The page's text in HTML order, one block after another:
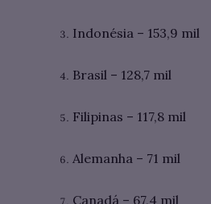
Indonésia – 153,9 mil
Brasil – 128,7 mil
Filipinas – 117,8 mil
Alemanha – 71 mil
Canadá – 67,4 mil